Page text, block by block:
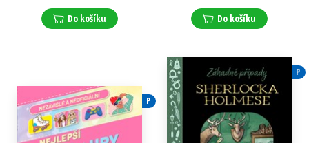
Do košíku Do košíku
P
P